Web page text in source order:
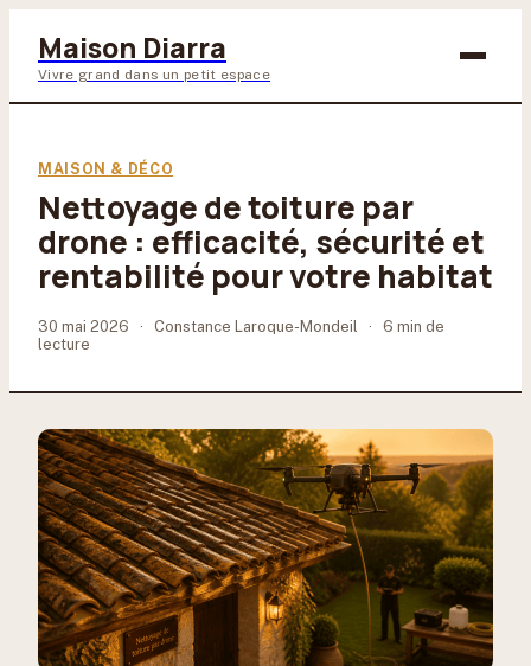
Maison Diarra
Vivre grand dans un petit espace
Maison & Déco
Jardinage
MAISON & DÉCO
Nettoyage de toiture par
drone : efficacité, sécurité et
rentabilité pour votre habitat
30 mai 2026 · Constance Laroque-Mondeil ·
6 min de
lecture